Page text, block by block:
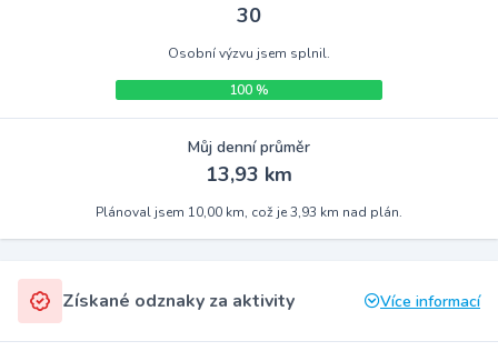
30
Osobní výzvu jsem splnil.
100 %
Můj denní průměr
13,93 km
Plánoval jsem 10,00 km, což je 3,93 km nad plán.
Získané odznaky za aktivity Více informací